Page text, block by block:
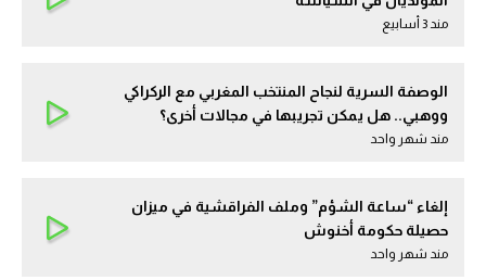
مند 3 أسابيع
الوصفة السرية لنجاح المنتخب المغربي مع الركراكي
ووهبي.. هل يمكن تجريبها في مجالات أخرى؟
مند شهر واحد
إلغاء “ساعة الشؤم” وملف الفراقشية في ميزان
حصيلة حكومة أخنوش
مند شهر واحد